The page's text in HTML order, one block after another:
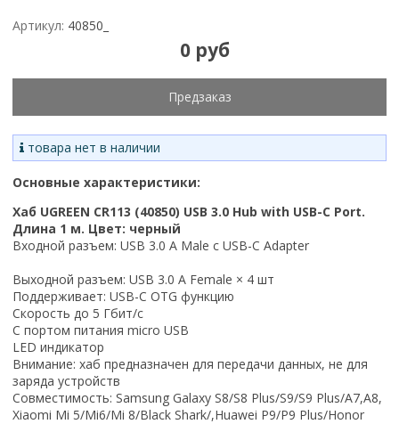
Артикул: 40850_
0 руб
Предзаказ
товара нет в наличии
Основные характеристики:
Хаб UGREEN CR113 (40850) USB 3.0 Hub with USB-C Port.
Длина 1 м. Цвет: черный
Входной разъем: USB 3.0 A Male с USB-C Adapter
Выходной разъем: USB 3.0 A Female × 4 шт
Поддерживает: USB-C OTG функцию
Скорость до 5 Гбит/с
С портом питания micro USB
LED индикатор
Внимание: хаб предназначен для передачи данных, не для
заряда устройств
Совместимость: Samsung Galaxy S8/S8 Plus/S9/S9 Plus/A7,A8,
Xiaomi Mi 5/Mi6/Mi 8/Black Shark/,Huawei P9/P9 Plus/Honor